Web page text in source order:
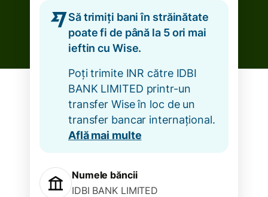
Să trimiți bani în străinătate
poate fi de până la 5 ori mai
ieftin cu Wise.
Poți trimite INR către IDBI
BANK LIMITED printr-un
transfer Wise în loc de un
transfer bancar internațional.
Află mai multe
Numele băncii
IDBI BANK LIMITED